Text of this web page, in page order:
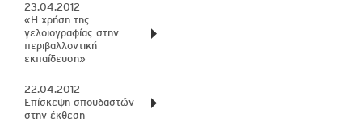
23.04.2012
«Η χρήση της
γελοιογραφίας στην
περιβαλλοντική
εκπαίδευση»
22.04.2012
Επίσκεψη σπουδαστών
στην έκθεση